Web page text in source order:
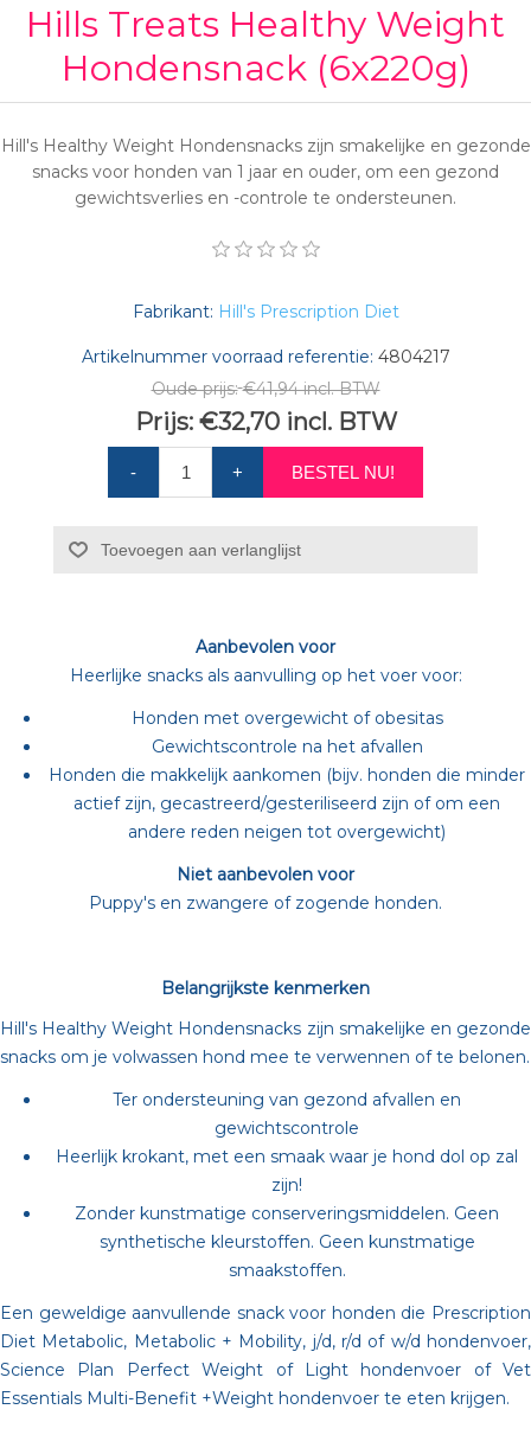
Hills Treats Healthy Weight
Hondensnack (6x220g)
Hill's Healthy Weight Hondensnacks zijn smakelijke en gezonde
snacks voor honden van 1 jaar en ouder, om een gezond
gewichtsverlies en -controle te ondersteunen.
Fabrikant: Hill's Prescription Diet
Artikelnummer voorraad referentie: 4804217
Oude prijs: €41,94 incl. BTW
Prijs: €32,70 incl. BTW
- + BESTEL NU!
Toevoegen aan verlanglijst
Aanbevolen voor
Heerlijke snacks als aanvulling op het voer voor:
Honden met overgewicht of obesitas
Gewichtscontrole na het afvallen
Honden die makkelijk aankomen (bijv. honden die minder
actief zijn, gecastreerd/gesteriliseerd zijn of om een
andere reden neigen tot overgewicht)
Niet aanbevolen voor
Puppy's en zwangere of zogende honden.
Belangrijkste kenmerken
Hill's Healthy Weight Hondensnacks zijn smakelijke en gezonde
snacks om je volwassen hond mee te verwennen of te belonen.
Ter ondersteuning van gezond afvallen en
gewichtscontrole
Heerlijk krokant, met een smaak waar je hond dol op zal
zijn!
Zonder kunstmatige conserveringsmiddelen. Geen
synthetische kleurstoffen. Geen kunstmatige
smaakstoffen.
Een geweldige aanvullende snack voor honden die Prescription
Diet Metabolic, Metabolic + Mobility, j/d, r/d of w/d hondenvoer,
Science Plan Perfect Weight of Light hondenvoer of Vet
Essentials Multi-Benefit +Weight hondenvoer te eten krijgen.